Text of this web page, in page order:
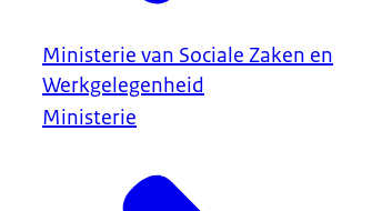
Ministerie van Sociale Zaken en
Werkgelegenheid
Ministerie